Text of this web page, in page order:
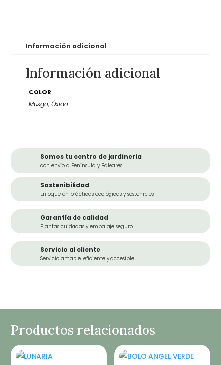
Información adicional
Información adicional
COLOR
Musgo, Óxido
Somos tu centro de jardinería
con envío a Península y Baleares
Sostenibilidad
Enfoque en prácticas ecológicas y sostenibles
Garantía de calidad
Plantas cuidadas y embalaje seguro
Servicio al cliente
Servicio amable, eficiente y accesible
Productos relacionados